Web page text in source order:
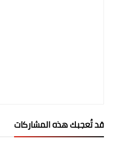
قد تُعجبك هذه المشاركات